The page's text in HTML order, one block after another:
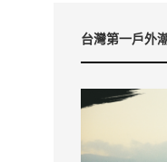
台灣第一戶外